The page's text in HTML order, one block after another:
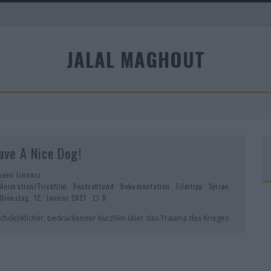
JALAL MAGHOUT
A Nice Dog!
Linnarz
Animation/Trickfilm
Deutschland Dokumentation Filmtipp
Syrien
Dienstag, 12. Januar 2021
0
bedrückender Kurzfilm über das Trauma des Krieges